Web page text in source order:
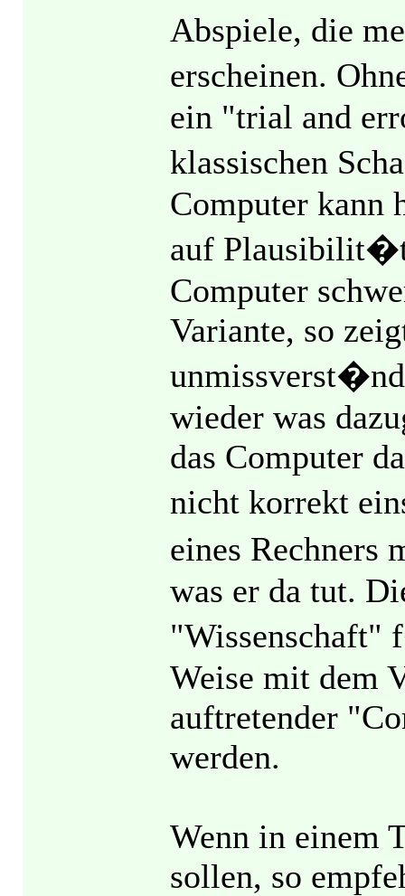
Abspiele, die
erscheinen.
ein "trial and
klassischen
Computer kann
auf
Computer
Variante, so
wieder was
das Computer
nicht korrekt
eines
was er da tut.
"Wissenschaft"
Weise mit dem
auftretender
werden.
Wenn in einem
sollen, so